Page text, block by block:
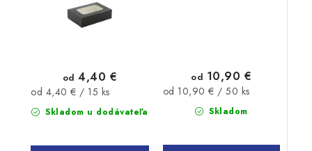
Skladom u dodávateľa
od 4,40 €
Jednotková
cena:
od 4,40 € / 15 ks
Skladom
od 10,90 €
Jednotková
od 10,90 € / 50 ks